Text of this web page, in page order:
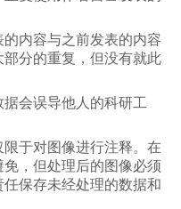
内容与之前发表的内容
部分的重复，但没有就此
会误导他人的科研工
于对图像进行注释。在
，但处理后的图像必须
保存未经处理的数据和